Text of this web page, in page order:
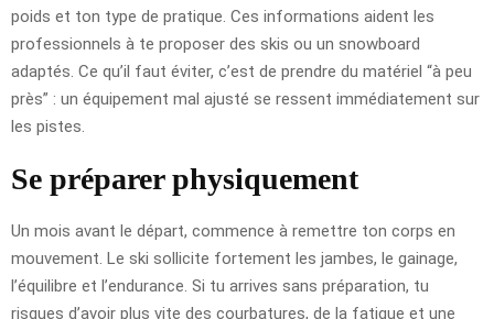
poids et ton type de pratique. Ces informations aident les
professionnels à te proposer des skis ou un snowboard
adaptés. Ce qu’il faut éviter, c’est de prendre du matériel “à peu
près” : un équipement mal ajusté se ressent immédiatement sur
les pistes.
Se préparer physiquement
Un mois avant le départ, commence à remettre ton corps en
mouvement. Le ski sollicite fortement les jambes, le gainage,
l’équilibre et l’endurance. Si tu arrives sans préparation, tu
risques d’avoir plus vite des courbatures, de la fatigue et une